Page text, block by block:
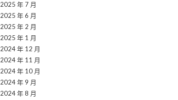
2025 年 7 月
2025 年 6 月
2025 年 2 月
2025 年 1 月
2024 年 12 月
2024 年 11 月
2024 年 10 月
2024 年 9 月
2024 年 8 月